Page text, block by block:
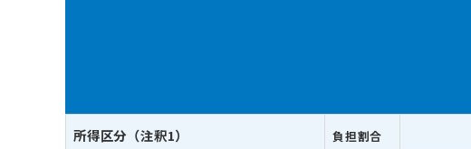
【】内は、
月額上限及び年
所得区分（注釈1） 負担割合